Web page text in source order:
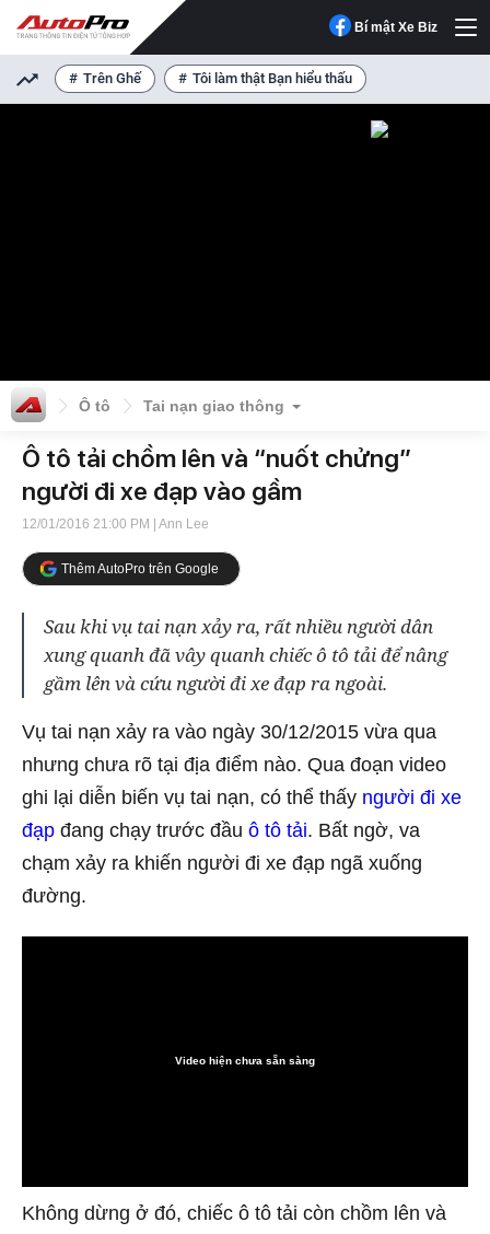
Bí mật Xe Biz
Trên Ghế Tôi làm thật Bạn hiểu thấu
Ô tô Tai nạn giao thông
Ô tô tải chồm lên và “nuốt chửng”
người đi xe đạp vào gầm
12/01/2016 21:00 PM | Ann Lee
Thêm AutoPro trên Google
Sau khi vụ tai nạn xảy ra, rất nhiều người dân
xung quanh đã vây quanh chiếc ô tô tải để nâng
gầm lên và cứu người đi xe đạp ra ngoài.
Vụ tai nạn xảy ra vào ngày 30/12/2015 vừa qua
nhưng chưa rõ tại địa điểm nào. Qua đoạn video
ghi lại diễn biến vụ tai nạn, có thể thấy người đi xe
đạp đang chạy trước đầu ô tô tải. Bất ngờ, va
chạm xảy ra khiến người đi xe đạp ngã xuống
đường.
Video hiện chưa sẵn sàng
Không dừng ở đó, chiếc ô tô tải còn chồm lên và